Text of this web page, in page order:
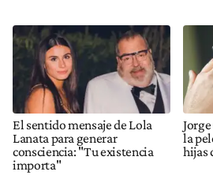
El sentido mensaje de Lola
Lanata para generar
consciencia: "Tu existencia
importa"
la
hijas